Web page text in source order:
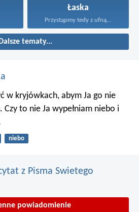
Łaska
Przystąpmy tedy z ufną...
Dalsze tematy...
w kryjówkach, abym Ja go nie
Czy to nie Ja wypełniam niebo i
niebo
z Pisma Swietego
powiadomienie